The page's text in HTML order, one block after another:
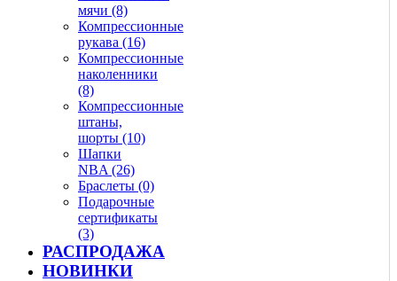
мячи (8)
Компрессионные
рукава (16)
Компрессионные
наколенники
(8)
Компрессионные
штаны,
шорты (10)
Шапки
NBA (26)
Браслеты (0)
Подарочные
сертификаты
(3)
РАСПРОДАЖА
НОВИНКИ